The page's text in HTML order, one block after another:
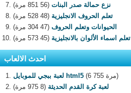
نزع حمالة صدر البنات (56 851 مرة)
تعلم الحروف الانجليزية (48 528 مرة)
الحيوانات وتعلم الحروف (47 304 مرة)
تعلم اسماء الألوان بالانجليزية (45 573 مرة)
احدث الالعاب
لعبة ببجي للموبايل html5
(6 755 مرة)
لعبة كرة القدم الحديثة (8 975 مرة)